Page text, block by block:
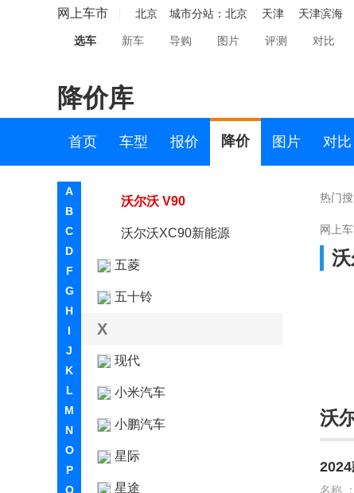
网上车市 北京 城市分站： 北京 天津 天津滨海
选车 新车 导购 图片 评测 对比
降价库
首页 车型 报价 降价 图片 对比
A
B
C
D
F
G
H
I
J
K
L
M
N
O
P
Q
沃尔沃XC70插电式混动
沃尔沃EX90
沃尔沃(进口)
沃尔沃XC90
沃尔沃V60
沃尔沃 V90
沃尔沃XC90新能源
五菱
五十铃
X
现代
小米汽车
小鹏汽车
星际
星途
热门搜
网上
沃
名称 ：